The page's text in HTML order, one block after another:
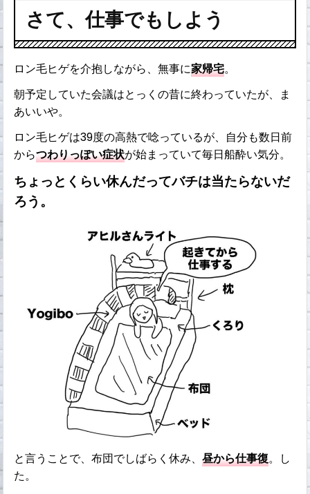
さて、仕事でもしよう
ロン毛ヒゲを介抱しながら、無事に家帰宅。
朝予定していた会議はとっくの昔に終わっていたが、ま
あいいや。
ロン毛ヒゲは39度の高熱で唸っているが、自分も数日前
からつわりっぽい症状が始まっていて毎日船酔い気分。
ちょっとくらい休んだってバチは当たらないだ
ろう。
と言うことで、布団でしばらく休み、昼から仕事復。し
た。